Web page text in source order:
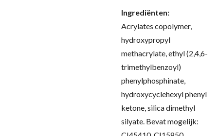
Ingrediënten:
Acrylates copolymer,
hydroxypropyl
methacrylate, ethyl (2,4,6-
trimethylbenzoyl)
phenylphosphinate,
hydroxycyclehexyl phenyl
ketone, silica dimethyl
silyate. Bevat mogelijk: